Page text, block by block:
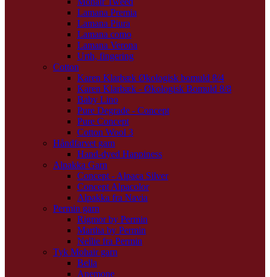
Lamana Premia
Lamana Piura
Lamana como
Lamana Verona
Urth, fingering
Cotton
Karen Klarbæk Økologisk bomuld 8/4
Karen Klarbæk - Økologisk Bomuld 8/8
Baby Lino
Pure Degrade - Concept
Pure Concept
Cotton Wool 3
Håndfarvet garn
Hand-dyed Happiness
Alpakka Garn
Concept - Alpaca Silver
Concept Alpacolor
Alpakka fra Navia
Permin garn
Rigmor by Permin
Martha by Permin
Nellie fra Permin
Tyk Mohair garn
Bella
Anemone